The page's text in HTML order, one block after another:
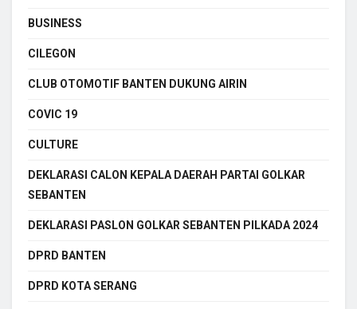
BUSINESS
CILEGON
CLUB OTOMOTIF BANTEN DUKUNG AIRIN
COVIC 19
CULTURE
DEKLARASI CALON KEPALA DAERAH PARTAI GOLKAR
SEBANTEN
DEKLARASI PASLON GOLKAR SEBANTEN PILKADA 2024
DPRD BANTEN
DPRD KOTA SERANG